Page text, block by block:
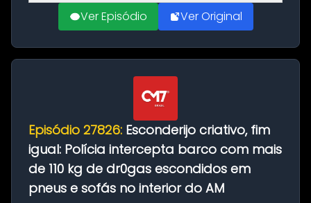
Ver Episódio Ver Original
Episódio 27826: Esconderijo criativo, fim
igual: Polícia intercepta barco com mais
de 110 kg de dr0gas escondidos em
pneus e sofás no interior do AM